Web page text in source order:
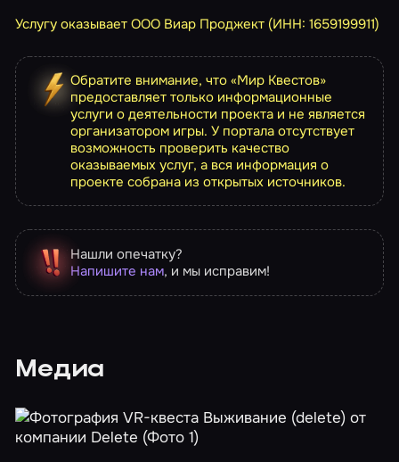
Услугу оказывает ООО Виар Проджект (ИНН: 1659199911)
Обратите внимание, что «Мир Квестов»
предоставляет только информационные
услуги о деятельности проекта и не является
организатором игры. У портала отсутствует
возможность проверить качество
оказываемых услуг, а вся информация о
проекте собрана из открытых источников.
Нашли опечатку?
Напишите нам, и мы исправим!
Медиа